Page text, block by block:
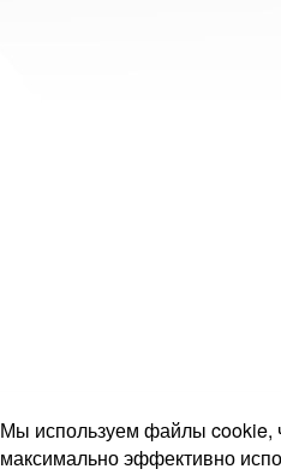
Мы используем файлы cookie,
максимально эффективно